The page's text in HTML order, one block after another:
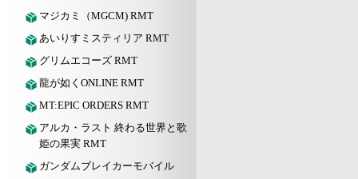
マジカミ（MGCM) RMT
あいりすミスティリア RMT
グリムエコーズ RMT
龍が如くONLINE RMT
MT:EPIC ORDERS RMT
アルカ・ラスト 終わる世界と歌
姫の果実 RMT
ガンダムブレイカーモバイル